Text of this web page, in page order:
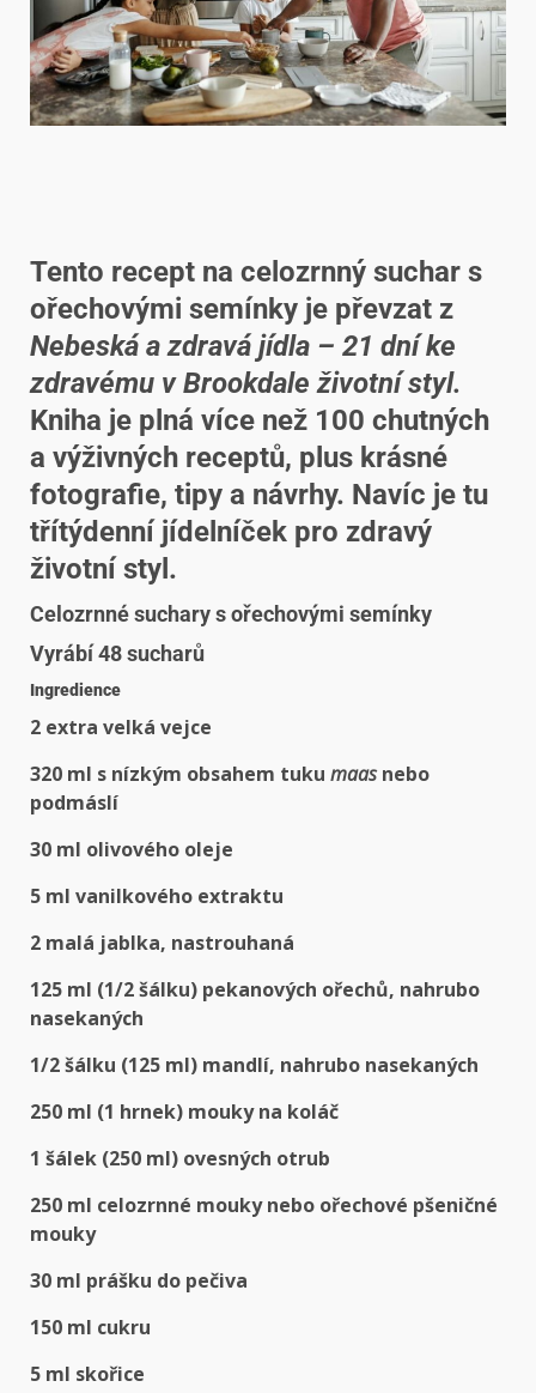
Tento recept na celozrnný suchar s
ořechovými semínky je převzat z
Nebeská a zdravá jídla – 21 dní ke
zdravému v Brookdale životní styl.
Kniha je plná více než 100 chutných
a výživných receptů, plus krásné
fotografie, tipy a návrhy. Navíc je tu
třítýdenní jídelníček pro zdravý
životní styl.
Celozrnné suchary s ořechovými semínky
Vyrábí 48 sucharů
Ingredience
2 extra velká vejce
320 ml s nízkým obsahem tuku maasnebo
podmáslí
30 ml olivového oleje
5 ml vanilkového extraktu
2 malá jablka, nastrouhaná
125 ml (1/2 šálku) pekanových ořechů, nahrubo
nasekaných
1/2 šálku (125 ml) mandlí, nahrubo nasekaných
250 ml (1 hrnek) mouky na koláč
1 šálek (250 ml) ovesných otrub
250 ml celozrnné mouky nebo ořechové pšeničné
mouky
30 ml prášku do pečiva
150 ml cukru
5 ml skořice